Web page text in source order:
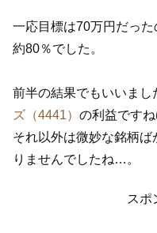
一応目標は70万円だっ
約80％でした。
前半の結果でもいいまし
ズ（4441） の利益です
それ以外は微妙な銘柄
りませんでしたね…。
スポ